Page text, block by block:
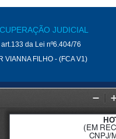
JUDICIAL
da Lei nº6.404/76
VIANNA FILHO - (FCA V1)